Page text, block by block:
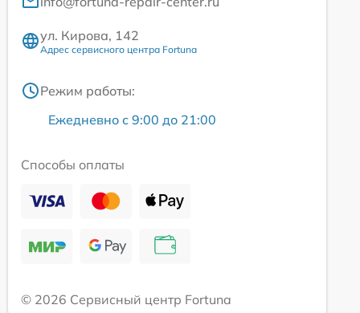
ул. Кирова, 142
Адрес сервисного центра Fortuna
Режим работы:
Ежедневно с 9:00 до 21:00
Способы оплаты
© 2026 Сервисный центр Fortuna